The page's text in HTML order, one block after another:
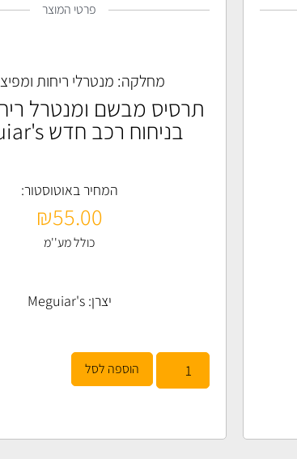
פרטי המוצר
מחלקה: מנטרלי ריחות
תרסיס מבשם ומנטרל
בניחוח רכב חדש Meguiar's
המחיר באוטוסטור:
₪55.00
כולל מע''מ
יצרן:Meguiar's
הוספה לסל